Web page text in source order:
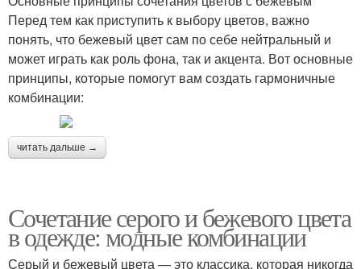
Перед тем как приступить к выбору цветов, важно
понять, что бежевый цвет сам по себе нейтральный и
может играть как роль фона, так и акцента. Вот основные
принципы, которые помогут вам создать гармоничные
комбинации:
читать дальше →
Сочетание серого и бежевого цвета
в одежде: модные комбинации
Серый и бежевый цвета — это классика, которая никогда